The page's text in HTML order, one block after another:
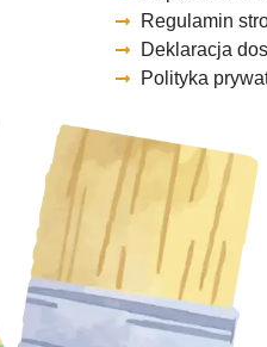
Regulamin
Deklaracja
Polityka